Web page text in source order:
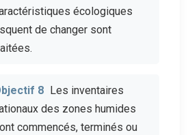
écologiques
de changer sont
8 Les inventaires
des zones humides
commencés, terminés ou